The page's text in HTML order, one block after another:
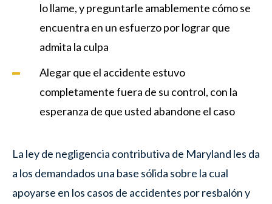
lo llame, y preguntarle amablemente cómo se
encuentra en un esfuerzo por lograr que
admita la culpa
Alegar que el accidente estuvo
completamente fuera de su control, con la
esperanza de que usted abandone el caso
La ley de negligencia contributiva de Maryland les da
a los demandados una base sólida sobre la cual
apoyarse en los casos de accidentes por resbalón y